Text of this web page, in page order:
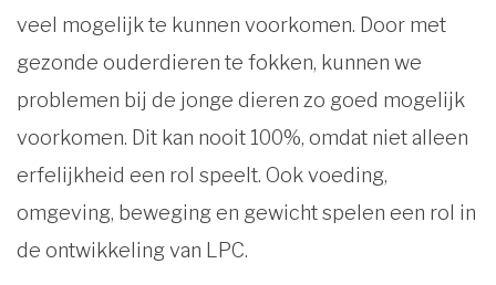
veel mogelijk te kunnen voorkomen. Door met
gezonde ouderdieren te fokken, kunnen we
problemen bij de jonge dieren zo goed mogelijk
voorkomen. Dit kan nooit 100%, omdat niet alleen
erfelijkheid een rol speelt. Ook voeding,
omgeving, beweging en gewicht spelen een rol in
de ontwikkeling van LPC.